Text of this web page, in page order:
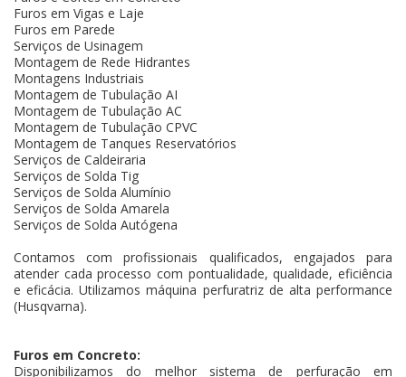
Furos em Vigas e Laje
Furos em Parede
Serviços de Usinagem
Montagem de Rede Hidrantes
Montagens Industriais
Montagem de Tubulação AI
Montagem de Tubulação AC
Montagem de Tubulação CPVC
Montagem de Tanques Reservatórios
Serviços de Caldeiraria
Serviços de Solda Tig
Serviços de Solda Alumínio
Serviços de Solda Amarela
Serviços de Solda Autógena
Contamos com profissionais qualificados, engajados para
atender cada processo com pontualidade, qualidade, eficiência
e eficácia. Utilizamos máquina perfuratriz de alta performance
(Husqvarna).
Furos em Concreto:
Disponibilizamos do melhor sistema de perfuração em